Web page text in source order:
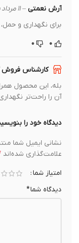
آرش نعمتی– ۱۱ مرداد ۱۴۰۵
برای نگهداری و حمل،
کارشناس فروش کی ام
بله، این محصول همراه با
آن را راحت‌تر نگهداری و
دیدگاه خود را بنویسید
نشانی ایمیل شما منتشر
علامت‌گذاری شده‌اند*
امتیاز شما
دیدگاه شما*